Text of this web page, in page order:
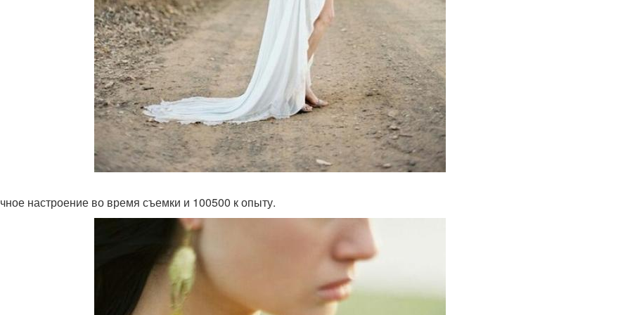
настроение во время съемки и 100500 к опыту.